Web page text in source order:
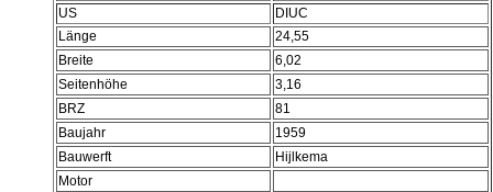
US
DIUC
Länge
24,55
Breite
6,02
Seitenhöhe
3,16
BRZ
81
Baujahr
1959
Bauwerft
Hijlkema
Motor